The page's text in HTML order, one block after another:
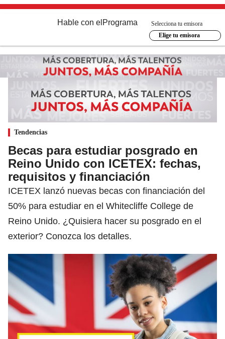
Hable con el Programa
Selecciona tu emisora
Elige tu emisora
Tendencias
Becas para estudiar posgrado en
Reino Unido con ICETEX: fechas,
requisitos y financiación
ICETEX lanzó nuevas becas con financiación del
50% para estudiar en el Whitecliffe College de
Reino Unido. ¿Quisiera hacer su posgrado en el
exterior? Conozca los detalles.